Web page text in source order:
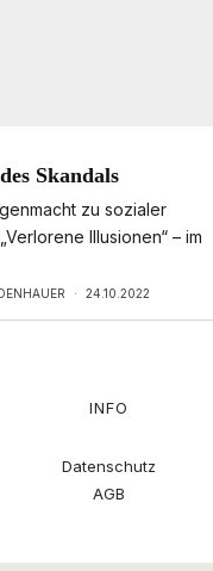
Skandals
zu sozialer
Illusionen“ – im
· 24.10.2022
INFO
Datenschutz
AGB